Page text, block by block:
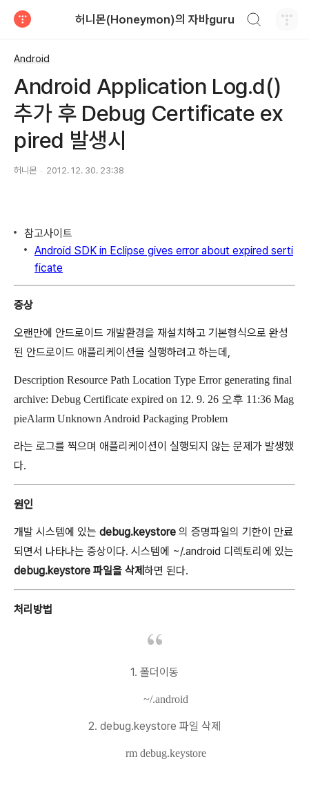
허니몬(Honeymon)의 자바guru
Android
Android Application Log.d()
추가 후 Debug Certificate ex
pired 발생시
허니몬 2012. 12. 30. 23:38
참고사이트
Android SDK in Eclipse gives error about expired serti
ficate
증상
오랜만에 안드로이드 개발환경을 재설치하고 기본형식으로 완성
된 안드로이드 애플리케이션을 실행하려고 하는데,
Description Resource Path Location Type Error generating final
archive: Debug Certificate expired on 12. 9. 26 오후 11:36 Mag
pieAlarm Unknown Android Packaging Problem
라는 로그를 찍으며 애플리케이션이 실행되지 않는 문제가 발생했
다.
원인
개발 시스템에 있는 debug.keystore 의 증명파일의 기한이 만료
되면서 나타나는 증상이다. 시스템에 ~/.android 디렉토리에 있는
debug.keystore 파일을 삭제 하면 된다.
처리방법
1. 폴더이동
~/.android
2. debug.keystore 파일 삭제
rm debug.keystore